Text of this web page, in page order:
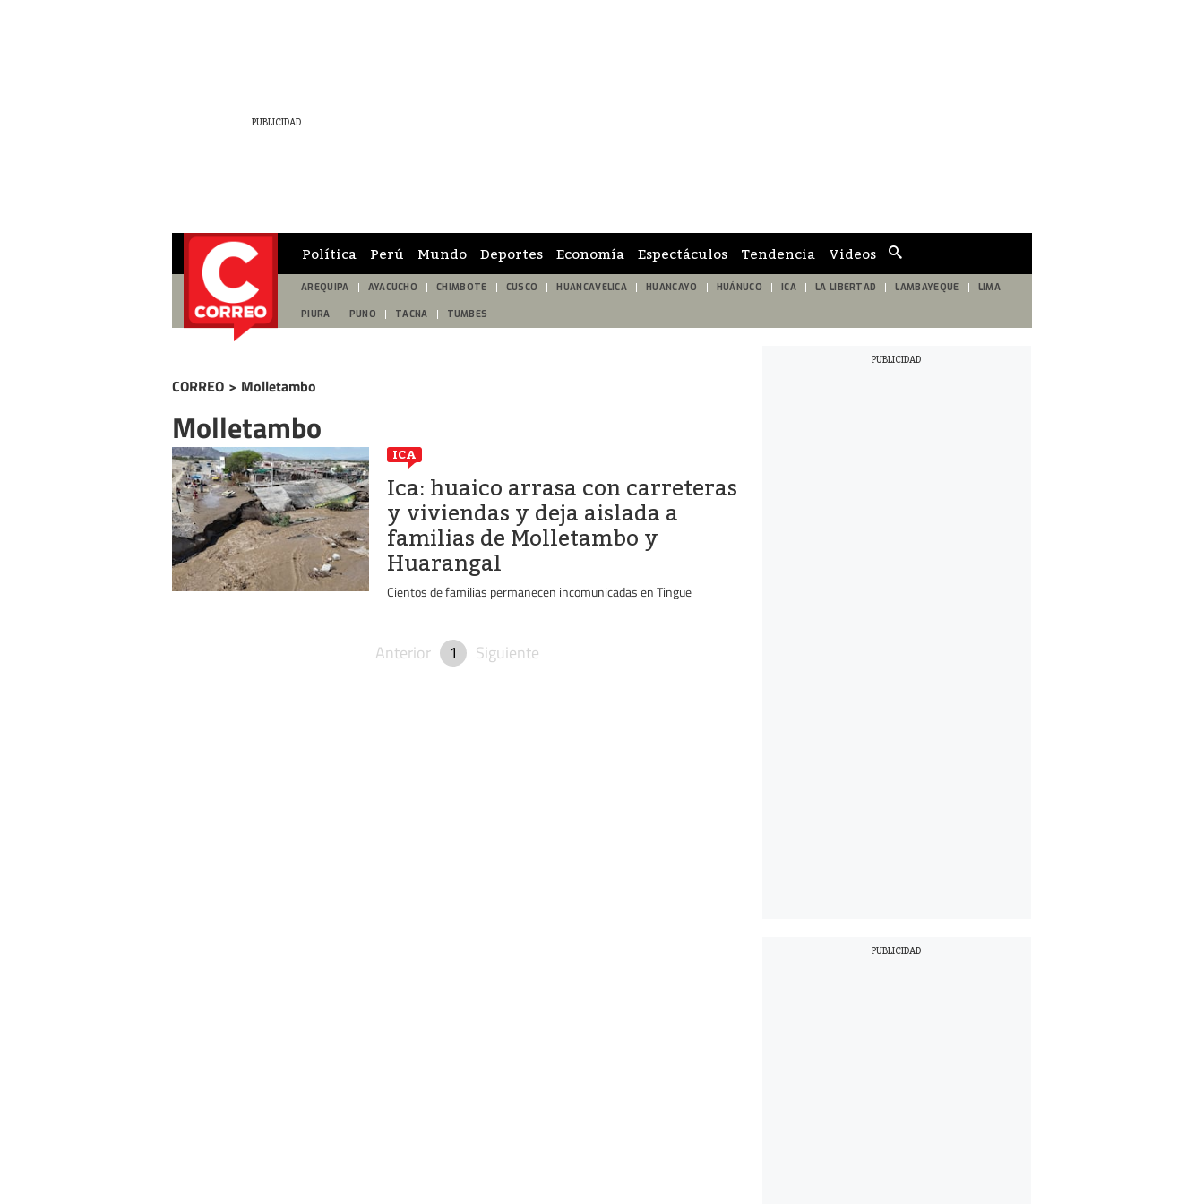
de
búsqueda
Política Perú Mundo Deportes Economía Espectáculos Tendencia Videos
AREQUIPA AYACUCHO CHIMBOTE CUSCO HUANCAVELICA HUANCAYO HUÁNUCO ICA LA LIBERTAD LAMBAYEQUE LIMA
PIURA PUNO TACNA TUMBES
CORREO > Molletambo
Molletambo
ICA
Ica: huaico arrasa con carreteras
y viviendas y deja aislada a
familias de Molletambo y
Huarangal
Cientos de familias permanecen incomunicadas en Tingue
Anterior 1 Siguiente